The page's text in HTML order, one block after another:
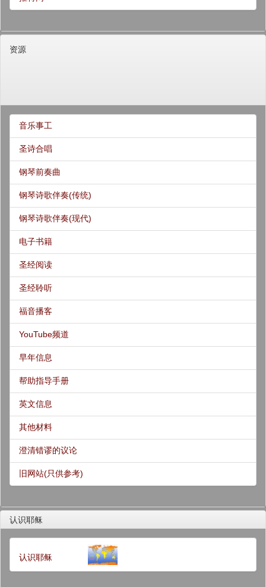
资源
音乐事工
圣诗合唱
钢琴前奏曲
钢琴诗歌伴奏(传统)
钢琴诗歌伴奏(现代)
电子书籍
圣经阅读
圣经聆听
福音播客
YouTube频道
早年信息
帮助指导手册
英文信息
其他材料
澄清错谬的议论
旧网站(只供参考)
认识耶稣
认识耶稣